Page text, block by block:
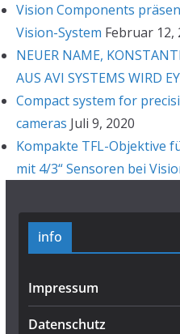
Vision Components
Vision-System Februar 12,
NEUER NAME,
AUS AVI SYSTEMS WIRD
Compact system for
cameras Juli 9, 2020
Kompakte TFL-Objektive
mit 4/3“ Sensoren bei
info
Impressum
Datenschutz